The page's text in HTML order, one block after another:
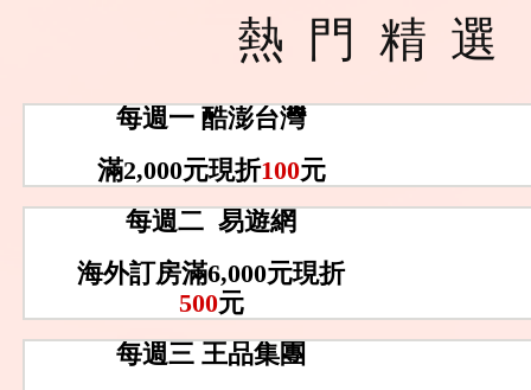
熱門精選
每週一 酷澎台灣
滿2,000元現折100元
每週二 易遊網
海外訂房滿6,000元現折
500元
每週三 王品集團